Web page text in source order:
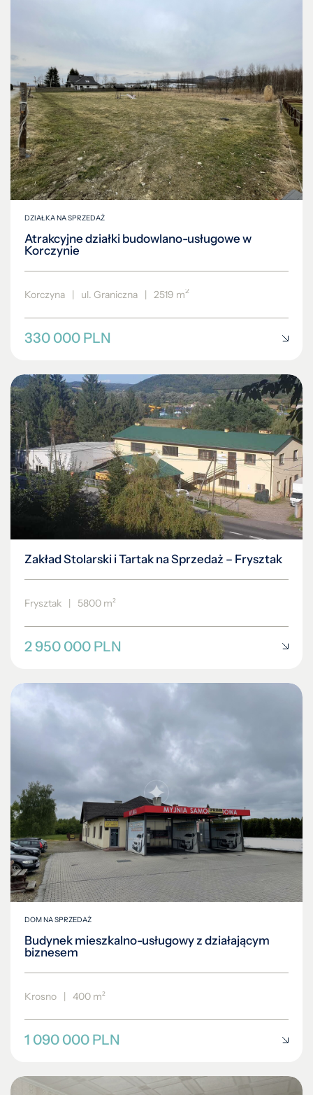
DZIAŁKA NA SPRZEDAŻ
Atrakcyjne działki budowlano-usługowe w
Korczynie
Korczyna ul. Graniczna 2519 m2
330 000 PLN
Zakład Stolarski i Tartak na Sprzedaż – Frysztak
Frysztak | 5800 m²
2 950 000 PLN
DOM NA SPRZEDAŻ
Budynek mieszkalno-usługowy z działającym
biznesem
Krosno | 400 m²
1 090 000 PLN